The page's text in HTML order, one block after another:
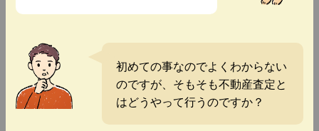
初めての事なのでよくわからない
のですが、そもそも不動産査定と
はどうやって行うのですか？